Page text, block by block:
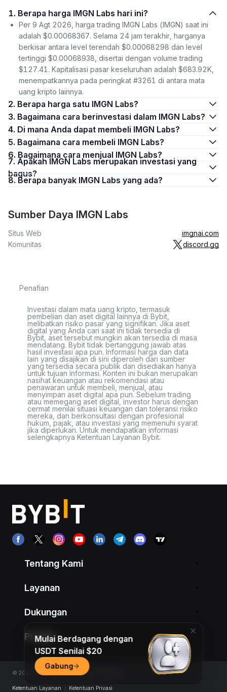
1. Berapa harga IMGN Labs hari ini?
Per 9 Agt 2026, harga trading IMGN Labs (IMGN) saat ini
adalah $0.00068367. Selama 24 jam terakhir, harganya
berkisar antara level terendah $0.00068298 dan level
tertinggi $0.00068938, disertai dengan volume trading
$127.41. Kapitalisasi pasar keseluruhan adalah $683.92K,
menempatkannya pada peringkat #3261 di antara mata
uang kripto lainnya.
2. Berapa harga satu IMGN Labs?
3. Bagaimana cara berinvestasi dalam IMGN Labs?
4. Di mana Anda dapat membeli IMGN Labs?
5. Bagaimana cara membeli IMGN Labs?
6. Bagaimana cara menjual IMGN Labs?
7. Apakah IMGN Labs merupakan investasi yang
bagus?
8. Berapa banyak IMGN Labs yang ada?
Sumber Daya IMGN Labs
Situs Web
imgnai.com
Komunitas
discord.gg
Penafian
Investasi dalam mata uang kripto, termasuk
pembelian dan aset digital lainnya di Bybit,
melibatkan risiko pasar yang signifikan. Jika aset
digital yang Anda cari saat ini tidak tersedia di
Bybit, aset tersebut mungkin akan tersedia di masa
mendatang. Bybit tidak bertanggung jawab atas
hasil investasi apa pun. Informasi harga dan data
lain yang disajikan di sini diperoleh dari sumber
yang tersedia secara publik dan disediakan hanya
untuk tujuan informasi. Konten ini bukan merupakan
nasihat keuangan atau rekomendasi atau
penawaran untuk membeli, menjual, atau
menyimpan aset digital apa pun. Sebelum trading
atau memegang aset digital, investor harus dengan
cermat menilai situasi keuangan dan toleransi risiko
mereka, dan berkonsultasi dengan profesional
hukum, pajak, atau investasi yang memenuhi syarat
jika diperlukan. Untuk mendapatkan informasi
selengkapnya Ketentuan Layanan Bybit.
Tentang Kami
Layanan
Dukungan
Produk
© 2018-2026 Bybit.com. All rights reserved.
Ketentuan Layanan Ketentuan Privasi
Mulai Berdagang dengan
USDT Senilai $20
Gabung